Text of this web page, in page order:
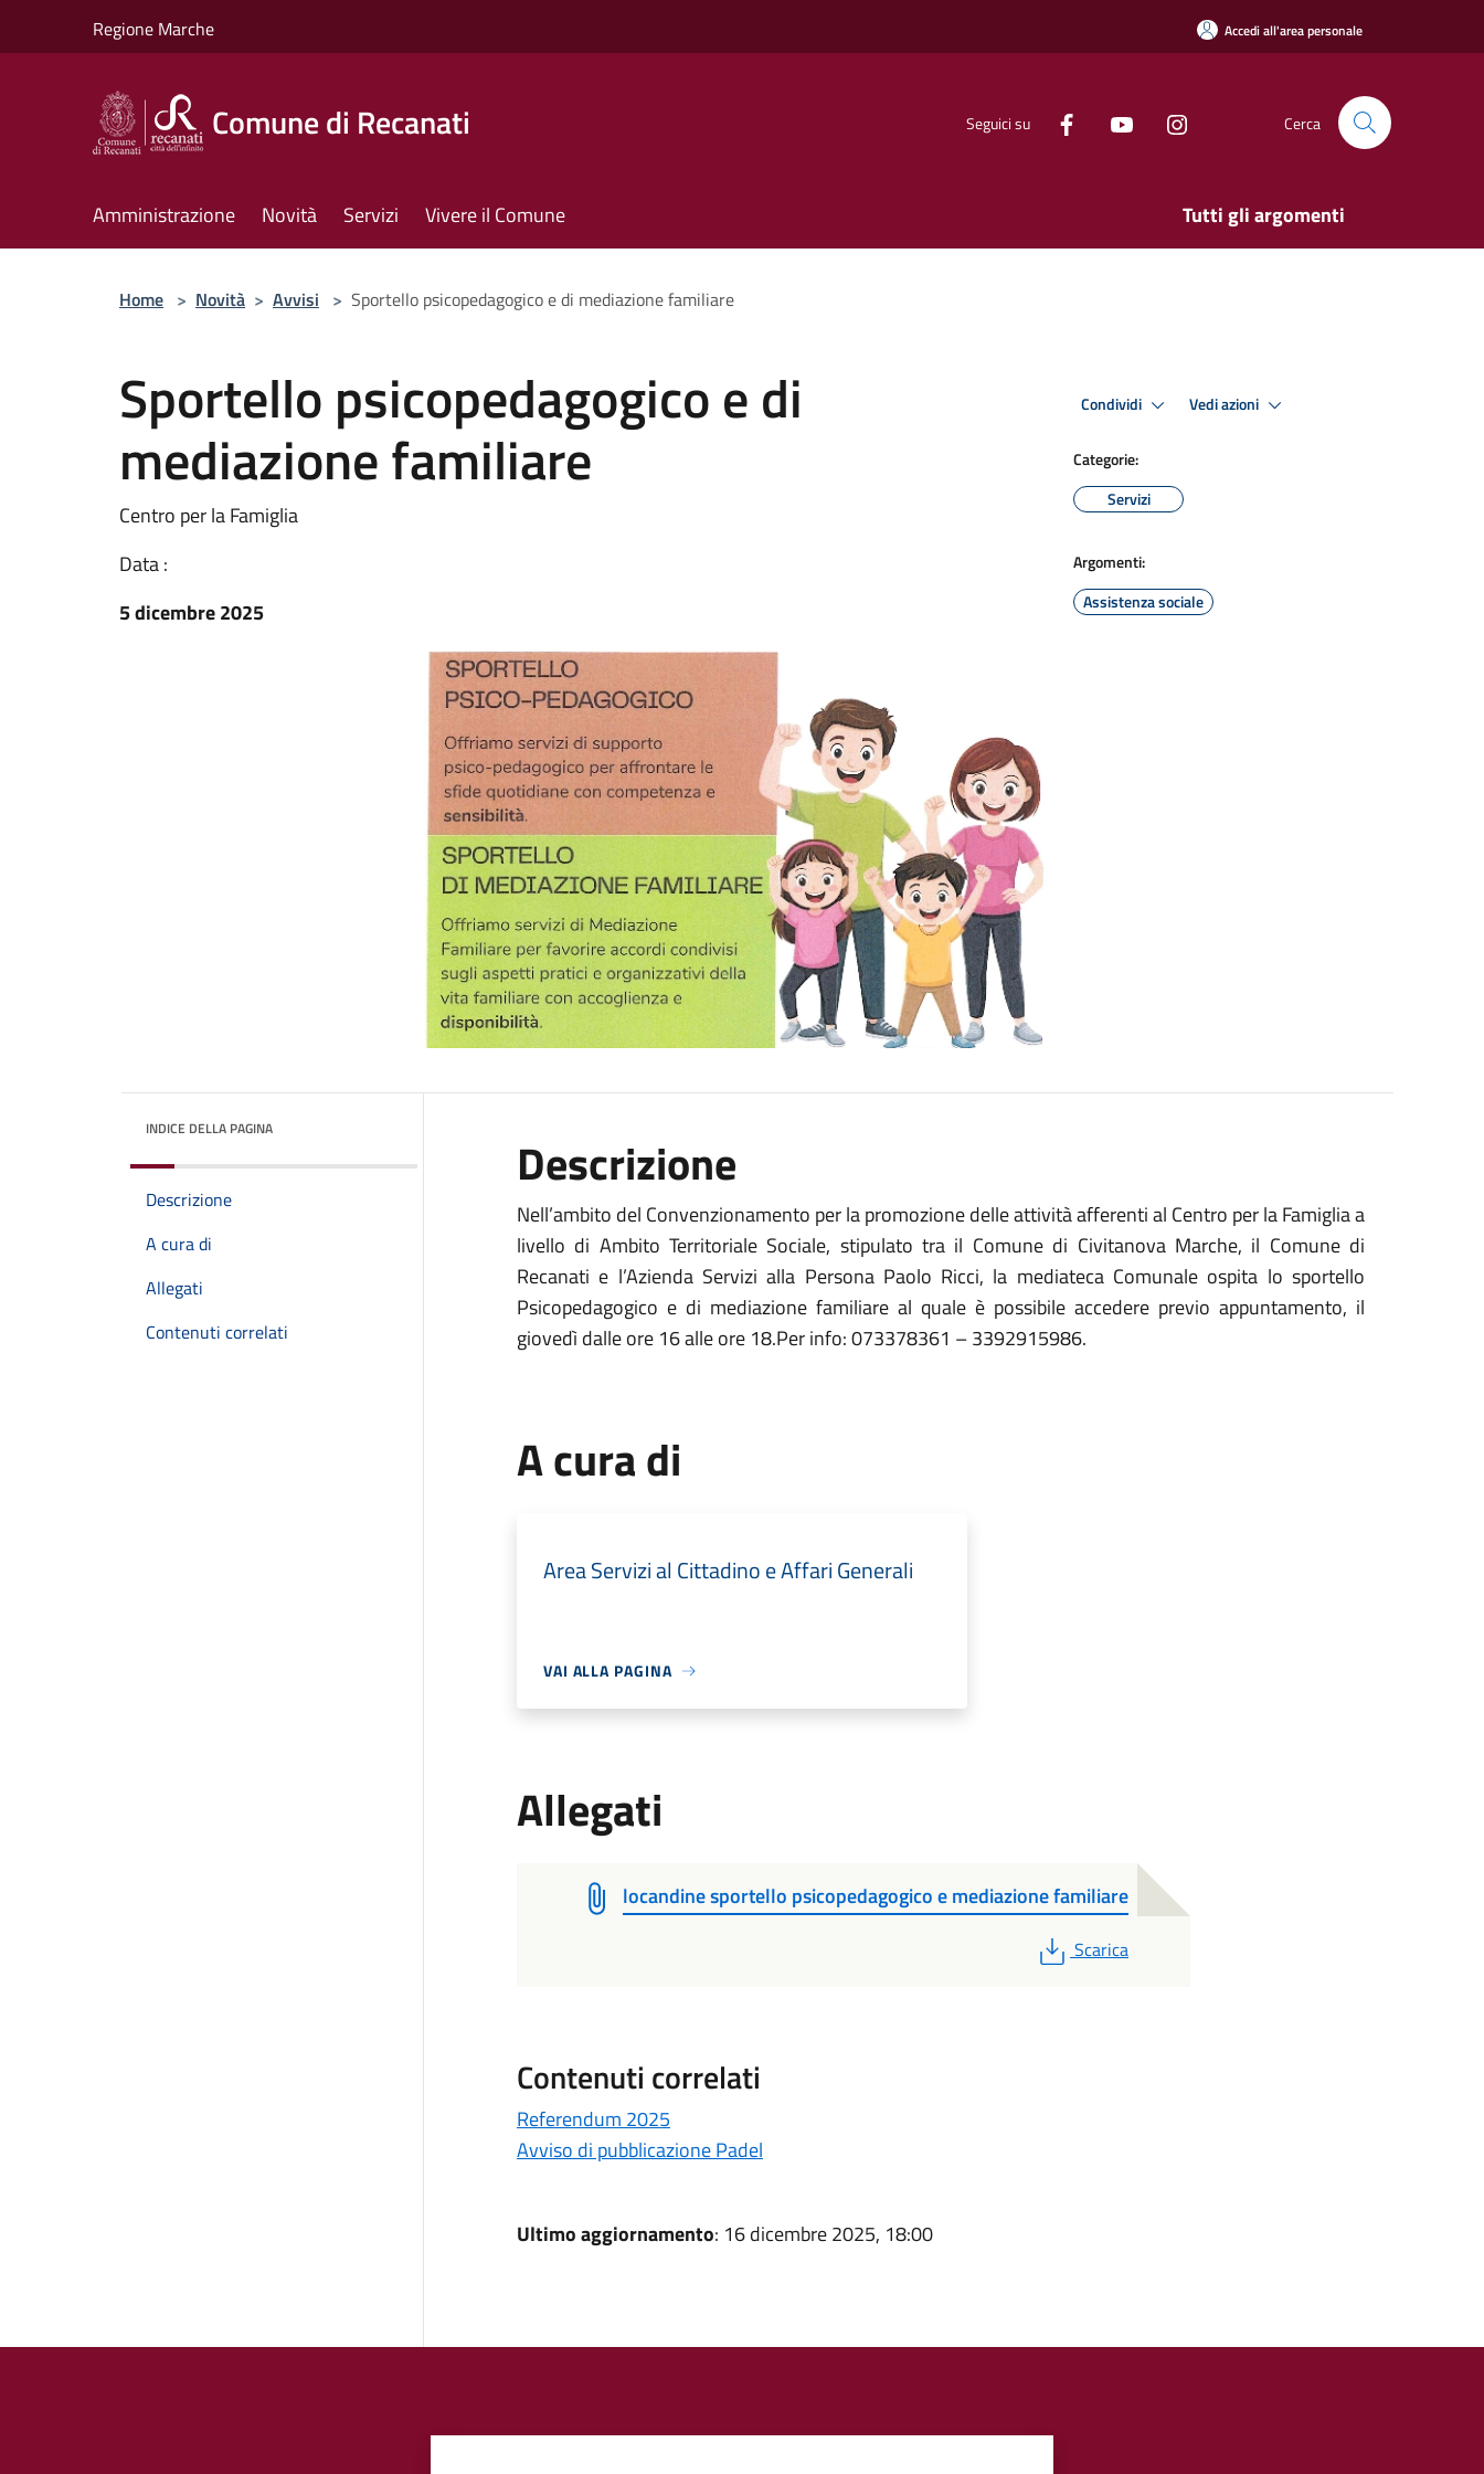
Regione Marche Accedi all'area personale
Comune di Recanati Seguici su Cerca
Amministrazione Novità Servizi Vivere il Comune Tutti gli argomenti
Home > Novità > Avvisi > Sportello psicopedagogico e di mediazione familiare
Sportello psicopedagogico e di
mediazione familiare
Centro per la Famiglia
Data :
5 dicembre 2025
Condividi Vedi azioni
Categorie:
Servizi
Argomenti:
Assistenza sociale
INDICE DELLA PAGINA
Descrizione
A cura di
Allegati
Contenuti correlati
Descrizione
Nell’ambito del Convenzionamento per la promozione delle attività afferenti al Centro per la Famiglia a
livello di Ambito Territoriale Sociale, stipulato tra il Comune di Civitanova Marche, il Comune di
Recanati e l’Azienda Servizi alla Persona Paolo Ricci, la mediateca Comunale ospita lo sportello
Psicopedagogico e di mediazione familiare al quale è possibile accedere previo appuntamento, il
giovedì dalle ore 16 alle ore 18.Per info: 073378361 – 3392915986.
A cura di
Area Servizi al Cittadino e Affari Generali
VAI ALLA PAGINA
Allegati
locandine sportello psicopedagogico e mediazione familiare
PDF
Scarica
Contenuti correlati
Referendum 2025
Avviso di pubblicazione Padel
Ultimo aggiornamento: 16 dicembre 2025, 18:00